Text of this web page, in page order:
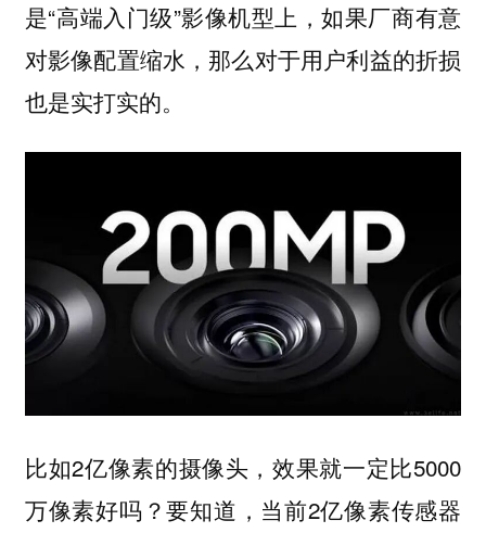
是“高端入门级”影像机型上，如果厂商有意
对影像配置缩水，那么对于用户利益的折损
也是实打实的。
比如2亿像素的摄像头，效果就一定比5000
万像素好吗？要知道，当前2亿像素传感器